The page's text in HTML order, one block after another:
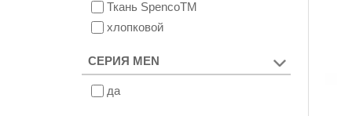
Ткань SpencoTM
хлопковой
СЕРИЯ MEN
да